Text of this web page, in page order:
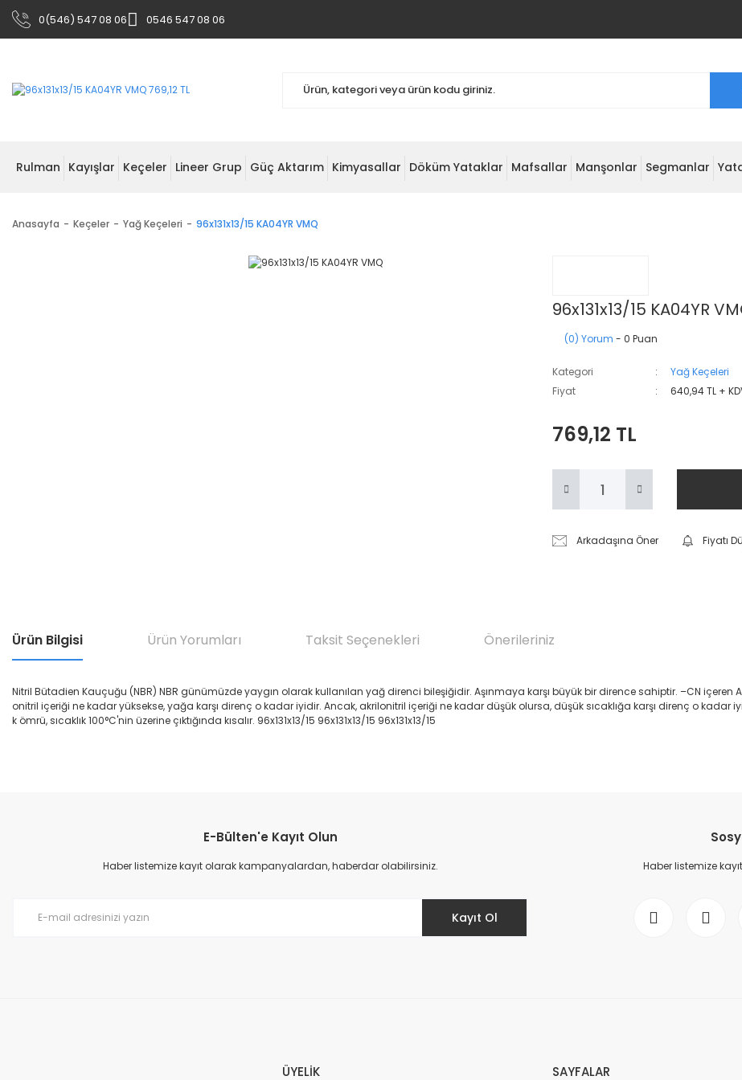
0(546) 547 08 06 0546 547 08 06
Rulman Kayışlar Keçeler Lineer Grup Güç Aktarım Kimyasallar Döküm Yataklar Mafsallar Manşonlar Segmanlar
Anasayfa Keçeler Yağ Keçeleri 96x131x13/15 KA04YR VMQ
96x131x13/15 KA04YR
(0) Yorum - 0 Puan
Kategori
Yağ Keçeleri
Fiyat
640,94 TL +
769,12 TL
Arkadaşına Öner Fiyatı
Ürün Bilgisi Ürün Yorumları Taksit Seçenekleri Önerileriniz
Nitril Bütadien Kauçuğu (NBR) NBR günümüzde yaygın olarak kullanılan yağ direnci bileşiğidir. Aşınmaya karşı büyük bir dirence sahiptir. –CN içeren
onitril içeriği ne kadar yüksekse, yağa karşı direnç o kadar iyidir. Ancak, akrilonitril içeriği ne kadar düşük olursa, düşük sıcaklığa karşı direnç o kadar iyi
k ömrü, sıcaklık 100°C'nin üzerine çıktığında kısalır. 96x131x13/15 96x131x13/15 96x131x13/15
Ürün resmi kalitesiz, bozuk veya görüntülenemiyor.
Ürün açıklamasında eksik bilgiler bulunuyor.
E-Bülten'e Kayıt Olun
Haber listemize kayıt olarak kampanyalardan, haberdar olabilirsiniz.
Kayıt Ol
Haber listemize
ÜYELİK SAYFALAR